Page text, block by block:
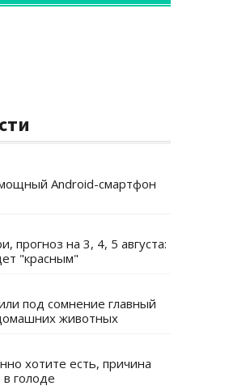
Android-смартфон
прогноз на 3, 4, 5 августа:
"красным"
под сомнение главный
животных
хотите есть, причина
голоде